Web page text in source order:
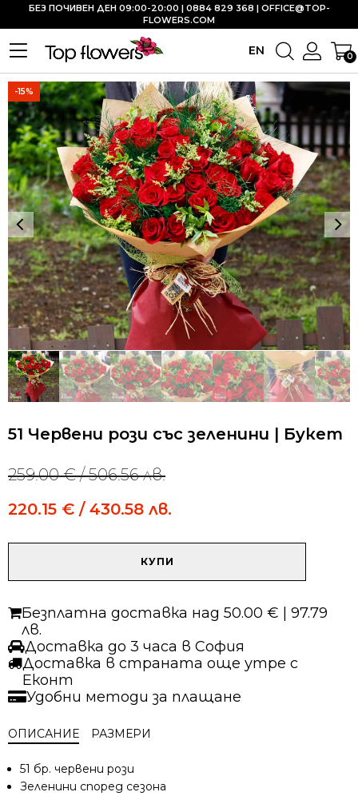
EN 0
БЕЗ ПОЧИВЕН ДЕН 09:00-20:00 | 0884 829 368 | OFFICE@TOP-
FLOWERS.COM
-15%
51 Червени рози със зеленини | Букет
Original
was:
/
259.00€/ 506.56 лв.
Current
is:
/
220.15 € / 430.58 лв.
Червени
рози
със
зеленини
Букет
КУПИ
Безплатна доставка над 50.00 € | 97.79
лв.
Доставка до 3 часа в София
Доставка в страната още утре с
Еконт
Удобни методи за плащане
ОПИСАНИЕ РАЗМЕРИ
51 бр. червени рози
Зеленини според сезона